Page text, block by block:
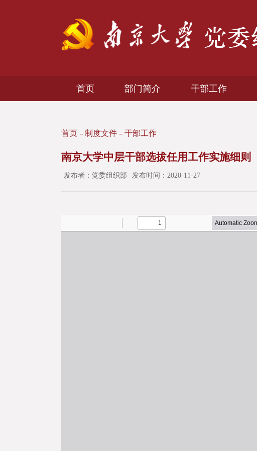
首页 部门简介 干部工作
首页 制度文件 干部工作
南京大学中层干部选拔任用工作实施细则
发布者：党委组织部 发布时间：2020-11-27